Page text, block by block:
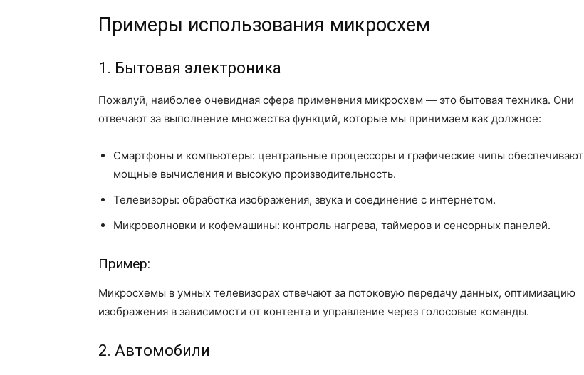
Примеры использования микросхем
1. Бытовая электроника
Пожалуй, наиболее очевидная сфера применения микросхем — это бытовая техника. Они
отвечают за выполнение множества функций, которые мы принимаем как должное:
Смартфоны и компьютеры: центральные процессоры и графические чипы обеспечивают
мощные вычисления и высокую производительность.
Телевизоры: обработка изображения, звука и соединение с интернетом.
Микроволновки и кофемашины: контроль нагрева, таймеров и сенсорных панелей.
Пример:
Микросхемы в умных телевизорах отвечают за потоковую передачу данных, оптимизацию
изображения в зависимости от контента и управление через голосовые команды.
2. Автомобили